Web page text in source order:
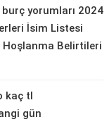
burç yorumları 2024
İsim Listesi
Hoşlanma Belirtileri
kaç tl
gün